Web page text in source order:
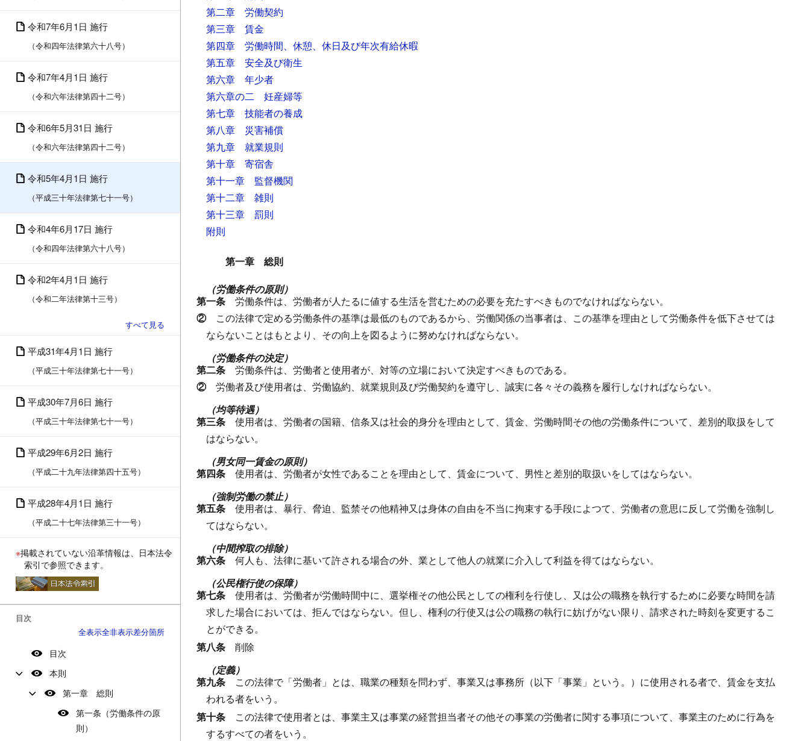
令和7年6月1日 施行
（令和四年法律第六十八号）
令和7年4月1日 施行
（令和六年法律第四十二号）
令和6年5月31日 施行
（令和六年法律第四十二号）
令和5年4月1日 施行
（平成三十年法律第七十一号）
令和4年6月17日 施行
（令和四年法律第六十八号）
令和2年4月1日 施行
（令和二年法律第十三号）
平成31年4月1日 施行
（平成三十年法律第七十一号）
平成30年7月6日 施行
（平成三十年法律第七十一号）
平成29年6月2日 施行
（平成二十九年法律第四十五号）
平成28年4月1日 施行
（平成二十七年法律第三十一号）
※掲載されていない沿革情報は、日本法令
索引で参照できます。
目次
全表示全非表示差分箇所
目次
本則
第一章 総則
第一条（労働条件の原
則）
第二章 労働契約
第三章 賃金
第四章 労働時間、休憩、休日及び年次有給休暇
第五章 安全及び衛生
第六章 年少者
第六章の二 妊産婦等
第七章 技能者の養成
第八章 災害補償
第九章 就業規則
第十章 寄宿舎
第十一章 監督機関
第十二章 雑則
第十三章 罰則
附則
第一章 総則
（労働条件の原則）
第一条 労働条件は、労働者が人たるに値する生活を営むための必要を充たすべきものでなければならない。
② この法律で定める労働条件の基準は最低のものであるから、労働関係の当事者は、この基準を理由として労働条件を低下させては
ならないことはもとより、その向上を図るように努めなければならない。
（労働条件の決定）
第二条 労働条件は、労働者と使用者が、対等の立場において決定すべきものである。
② 労働者及び使用者は、労働協約、就業規則及び労働契約を遵守し、誠実に各々その義務を履行しなければならない。
（均等待遇）
第三条 使用者は、労働者の国籍、信条又は社会的身分を理由として、賃金、労働時間その他の労働条件について、差別的取扱をして
はならない。
（男女同一賃金の原則）
第四条 使用者は、労働者が女性であることを理由として、賃金について、男性と差別的取扱いをしてはならない。
（強制労働の禁止）
第五条 使用者は、暴行、脅迫、監禁その他精神又は身体の自由を不当に拘束する手段によつて、労働者の意思に反して労働を強制し
てはならない。
（中間搾取の排除）
第六条 何人も、法律に基いて許される場合の外、業として他人の就業に介入して利益を得てはならない。
（公民権行使の保障）
第七条 使用者は、労働者が労働時間中に、選挙権その他公民としての権利を行使し、又は公の職務を執行するために必要な時間を請
求した場合においては、拒んではならない。 但し、権利の行使又は公の職務の執行に妨げがない限り、請求された時刻を変更するこ
とができる。
第八条 削除
（定義）
第九条 この法律で「労働者」とは、職業の種類を問わず、事業又は事務所（以下「事業」という。）に使用される者で、賃金を支払
われる者をいう。
第十条 この法律で使用者とは、事業主又は事業の経営担当者その他その事業の労働者に関する事項について、事業主のために行為を
するすべての者をいう。